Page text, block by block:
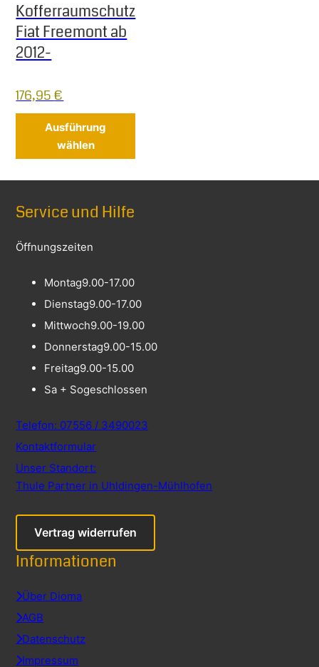
Kofferraumschutz
Fiat Freemont ab
2012-
176,95€
Ausführung
wählen
Service und Hilfe
Öffnungszeiten
Montag9.00-17.00
Dienstag9.00-17.00
Mittwoch9.00-19.00
Donnerstag9.00-15.00
Freitag9.00-15.00
Sa + Sogeschlossen
Telefon: 07556 / 3490023
Kontaktformular
Unser Standort:
Thule Partner in Uhldingen-Mühlhofen
Vertrag widerrufen
Informationen
Über Dioma
AGB
Datenschutz
Impressum